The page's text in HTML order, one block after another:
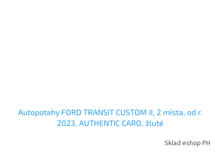
Autopotahy FORD TRANSIT CUSTOM II, 2 místa, od r.
2023, AUTHENTIC CARO, žluté
Sklad eshop PH